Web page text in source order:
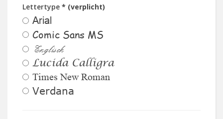
Lettertype * (verplicht)
Arial
Comic Sans MS
Englisch
Lucida Calligra
Times New Roman
Verdana